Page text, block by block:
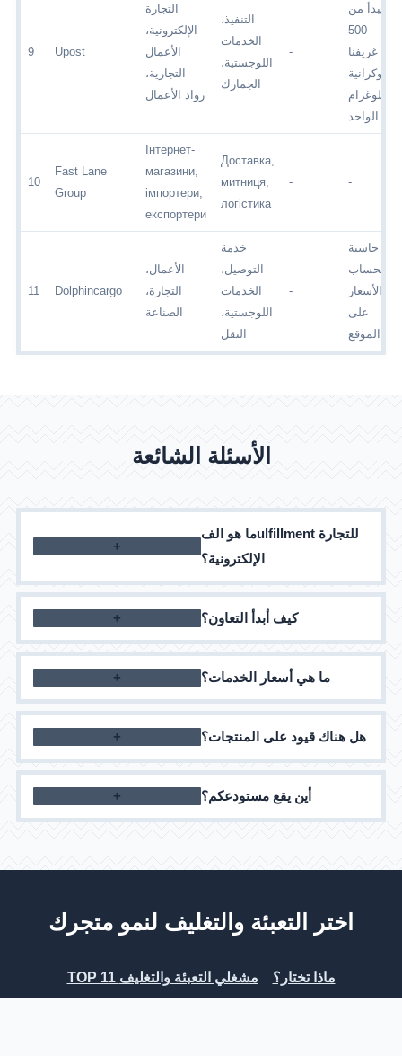
9 Upost
التجارة
الإلكترونية،
الأعمال
التجارية،
رواد الأعمال
التنفيذ،
الخدمات
اللوجستية،
الجمارك
-
يبدأ من
500
غريفنا
أوكرانية
للكيلوغرام
الواحد
10
Fast Lane
Group
Інтернет-
магазини,
імпортери,
експортери
Доставка,
митниця,
логістика
- -
11 Dolphincargo
الأعمال،
التجارة،
الصناعة
خدمة
التوصيل،
الخدمات
اللوجستية،
النقل
-
حاسبة
لحساب
الأسعار
على
الموقع
الأسئلة الشائعة
ما هو الفulfillment للتجارة
الإلكترونية؟
إنها مجموعة خدمات للبائعين عبر الإنترنت: التخزين
والتعبئة والتسليم للطلبات
كيف أبدأ التعاون؟
اترك طلبًا على الموقع، وسيتصل بك مديرنا لتوضيح
ما هي أسعار الخدمات؟
يتم احتساب التكلفة بشكل فردي وتعتمد على حجم
الطلبات والخدمات المختارة
هل هناك قيود على المنتجات؟
نحن نعمل مع معظم أنواع المنتجات، باستثناء تلك
المحظورة بموجب قوانين المملكة العربية السعودية
أين يقع مستودعكم؟
اختر التعبئة والتغليف لنمو متجرك
TOP 11 مشغلي التعبئة والتغليف ماذا تختار؟